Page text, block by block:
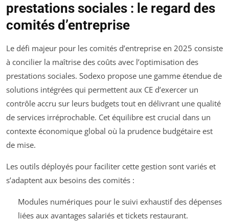
prestations sociales : le regard des
comités d’entreprise
Le défi majeur pour les comités d’entreprise en 2025 consiste
à concilier la maîtrise des coûts avec l’optimisation des
prestations sociales. Sodexo propose une gamme étendue de
solutions intégrées qui permettent aux CE d’exercer un
contrôle accru sur leurs budgets tout en délivrant une qualité
de services irréprochable. Cet équilibre est crucial dans un
contexte économique global où la prudence budgétaire est
de mise.
Les outils déployés pour faciliter cette gestion sont variés et
s’adaptent aux besoins des comités :
Modules numériques pour le suivi exhaustif des dépenses
liées aux avantages salariés et tickets restaurant.